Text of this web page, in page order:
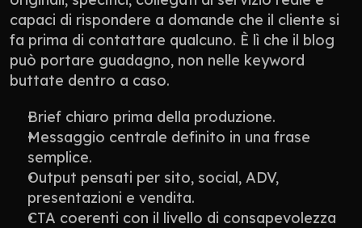
capaci di rispondere a domande che il cliente si
fa prima di contattare qualcuno. È lì che il blog
può portare guadagno, non nelle keyword
buttate dentro a caso.
Brief chiaro prima della produzione.
Messaggio centrale definito in una frase
semplice.
Output pensati per sito, social, ADV,
presentazioni e vendita.
CTA coerenti con il livello di consapevolezza